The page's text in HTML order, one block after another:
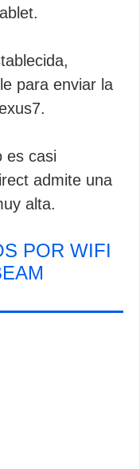
para enviar la
es casi
admite una
alta.
POR WIFI